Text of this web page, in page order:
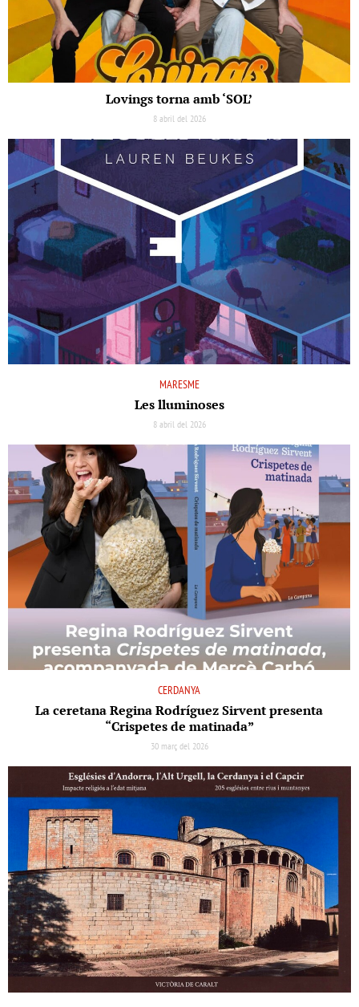
Lovings torna amb ‘SOL’
8 abril del 2026
MARESME
Les lluminoses
8 abril del 2026
CERDANYA
La ceretana Regina Rodríguez Sirvent presenta
“Crispetes de matinada”
30 març del 2026